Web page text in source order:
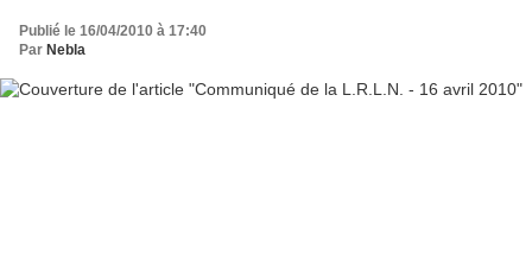
Publié le 16/04/2010 à 17:40
Par Nebla